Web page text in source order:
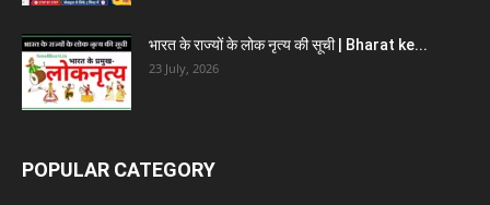
भारत के राज्यों के लोक नृत्य की सूची | Bharat ke...
23 July, 2026
POPULAR CATEGORY